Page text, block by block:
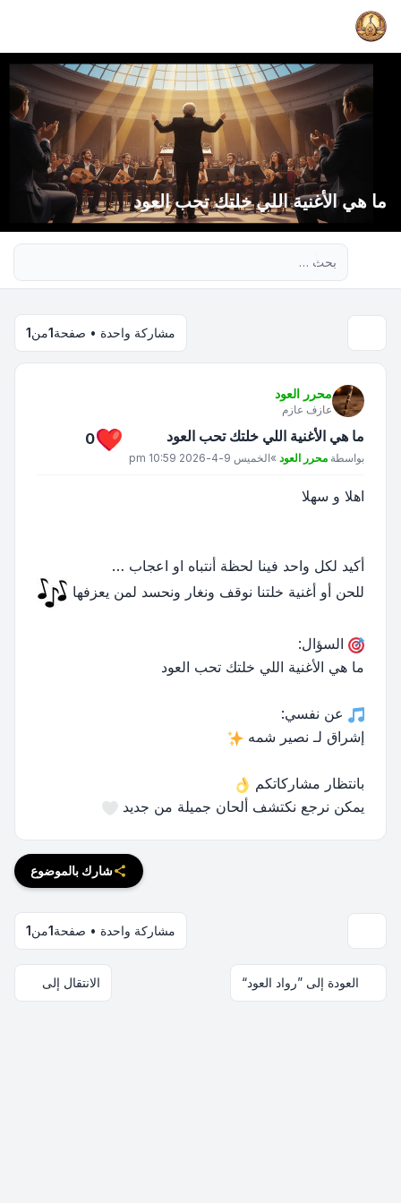
ما هي الأغنية اللي خلتك تحب العود
مشاركة واحدة • صفحة1من1
محرر العود
عازف عازم
ما هي الأغنية اللي خلتك تحب العود
مشاركة
بواسطة محرر العود »الخميس 9-4-2026 10:59 pm
0
اهلا و سهلا
أكيد لكل واحد فينا لحظة أنتباه او اعجاب …
للحن أو أغنية خلتنا نوقف ونغار ونحسد لمن يعزفها
السؤال:
ما هي الأغنية اللي خلتك تحب العود
عن نفسي:
إشراق لـ نصير شمه
بانتظار مشاركاتكم
يمكن نرجع نكتشف ألحان جميلة من جديد
شارك بالموضوع
مشاركة واحدة • صفحة1من1
العودة إلى ”رواد العود“ الانتقال إلى